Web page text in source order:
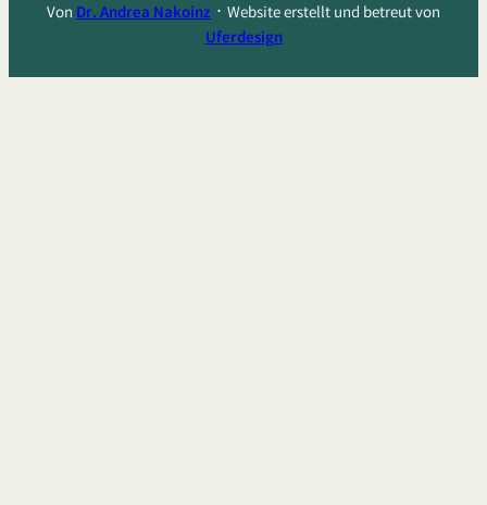
Von Dr. Andrea Nakoinz ᛫ Website erstellt und betreut von
Uferdesign